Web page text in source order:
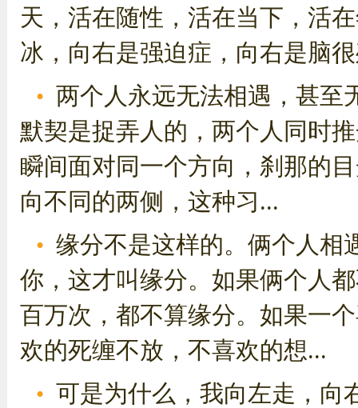
天，活在随性，活在当下，活
冰，向右是强迫症，向右是脑
两个人永远无法相遇，甚至
默契是捉弄人的，两个人同时
瞬间面对同一个方向，刹那的
向不同的两侧，这种习...
缘分不是这样的。俩个人相
你，这才叫缘分。如果俩个人
百万次，都不算缘分。如果一
欢的死缠不放，不喜欢的想...
可是为什么，我向左走，向